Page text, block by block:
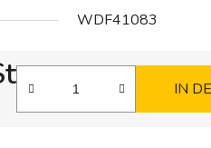
WDF41083
IN